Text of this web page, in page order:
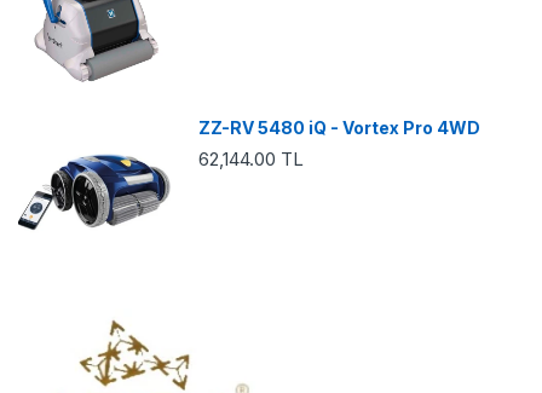
ZZ-RV 5480 iQ - Vortex Pro 4WD
62,144.00 TL